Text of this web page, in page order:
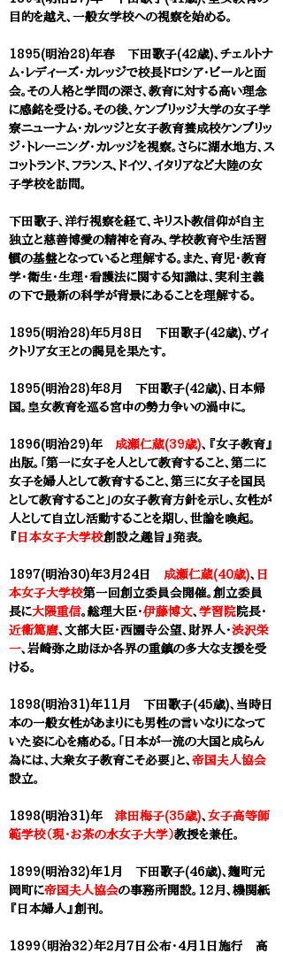
目的を越え、一般女学校への視察を始める。
1895(明治28)年春 下田歌子(42歳)、チェルトナ
ム・レディーズ・カレッジで校長ドロシア・ビールと面
会。その人格と学問の深さ、教育に対する高い理念
に感銘を受ける。その後、ケンブリッジ大学の女子学
寮ニューナム・カレッジと女子教育養成校ケンブリッ
ジ・トレーニング・カレッジを視察。さらに湖水地方、ス
コットランド、フランス、ドイツ、イタリアなど大陸の女
子学校を訪問。
下田歌子、洋行視察を経て、キリスト教信仰が自主
独立と慈善博愛の精神を育み、学校教育や生活習
慣の基盤となっていると理解する。また、育児・教育
学・衛生・生理・看護法に関する知識は、実利主義
の下で最新の科学が背景にあることを理解する。
1895(明治28)年5月8日 下田歌子(42歳)、 ヴィ
クトリア女王との謁見を果たす。
1895(明治28)年8月 下田歌子(42歳)、日本帰
国。皇女教育を巡る宮中の勢力争いの渦中に。
1896(明治29)年 成瀬仁蔵(39歳)、『女子教育』
出版。「第一に女子を人として教育すること、第二に
女子を婦人として教育すること、第三に女子を国民
として教育すること」の女子教育方針を示し、女性が
人として自立し活動することを期し、世論を喚起。
『 日本女子大学校創設之趣旨』発表。
1897(明治30)年3月24日 成瀬仁蔵(40歳)、 日
本女子大学校第一回創立委員会開催。創立委員
長に大隈重信。総理大臣・伊藤博文、 学習院院長・
近衞篤麿、文部大臣・西園寺公望、財界人・渋沢栄
一、岩崎弥之助ほか各界の重鎮の多大な支援を受
ける。
1898(明治31)年11月 下田歌子(45歳)、当時日
本の一般女性があまりにも男性の言いなりになって
いた姿に心を痛める。「日本が一流の大国と成らん
為には、大衆女子教育こそ必要」と、 帝国夫人協会
設立。
1898(明治31)年 津田梅子(35歳)、 女子高等師
範学校（現・お茶の水女子大学）教授を兼任。
1899(明治32)年1月 下田歌子(46歳)、麹町元
岡町に帝国夫人協会の事務所開設。12月、機関紙
『日本婦人』創刊。
1899（明治32）年2月7日公布・4月1日施行 高